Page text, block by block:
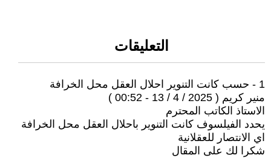
التعليقات
1 - حسب كانت التنوير احلال العقل محل الخرافة
منير كريم ( 2025 / 4 / 13 - 00:52 )
الاستاذ الكاتب المحترم
يحدد الفيلسوف كانت التنوير باحلال العقل محل الخرافة
اي الانتصار للعقلانية
شكرا لك على المقال